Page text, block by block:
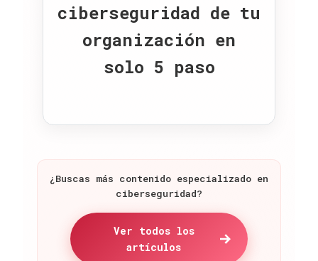
ciberseguridad de tu
organización en
solo 5 paso
¿Buscas más contenido especializado en
ciberseguridad?
Ver todos los
artículos